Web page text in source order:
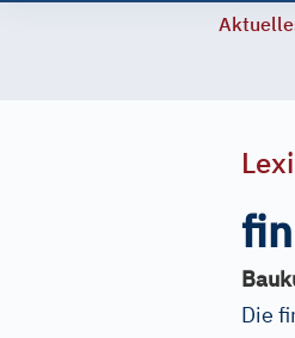
Die